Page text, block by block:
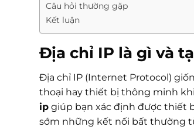
Câu hỏi thường gặp
Kết luận
Địa chỉ IP là gì và
Địa chỉ IP (Internet Protocol)
thoại hay thiết bị thông minh
ip giúp bạn xác định được thiết
sớm những kết nối bất thường